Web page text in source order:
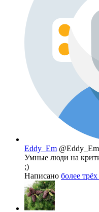
Eddy_Em @Eddy_Em
Умные люди на
;)
Написано более